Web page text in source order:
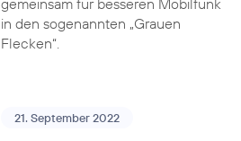
gemeinsam für besseren Mobilfunk
in den sogenannten „Grauen
Flecken“.
21. September 2022